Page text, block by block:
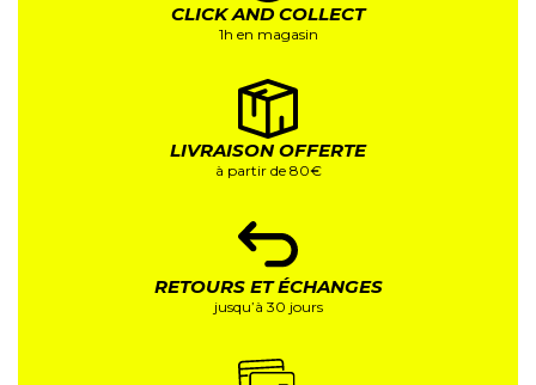
CLICK AND COLLECT
1h en magasin
LIVRAISON OFFERTE
à partir de 80€
RETOURS ET ÉCHANGES
jusqu’à 30 jours